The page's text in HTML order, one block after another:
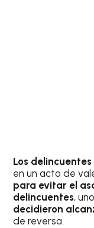
Los
en un acto de
para evitar el
delincuentes,
decidieron
de reversa.